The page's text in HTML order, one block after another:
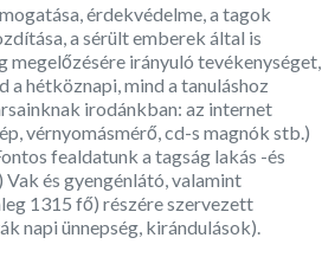
érdekvédelme, a tagok
a sérült emberek által is
irányuló tevékenységet,
hétköznapi, mind a tanuláshoz
irodánkban: az internet
vérnyomásmérő, cd-s magnók stb.)
fealdatunk a tagság lakás -és
és gyengénlátó, valamint
1315 fő) részére szervezett
napi ünnepség, kirándulások).